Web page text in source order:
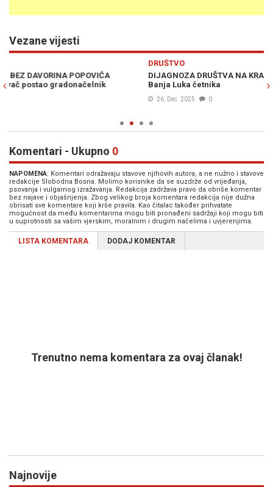
Vezane vijesti
DIJAGNOZA DRUŠTVA NA KRAJU GODINE: Sarajevo slavi pjevača,
Banja Luka četnika
Komentari - Ukupno 0
NAPOMENA: Komentari odražavaju stavove njihovih autora, a ne nužno i stavove
redakcije Slobodna Bosna. Molimo korisnike da se suzdrže od vrijeđanja,
psovanja i vulgarnog izražavanja. Redakcija zadržava pravo da obriše komentar
bez najave i objašnjenja. Zbog velikog broja komentara redakcija nije dužna
obrisati sve komentare koji krše pravila. Kao čitalac također prihvatate
mogućnost da među komentarima mogu biti pronađeni sadržaji koji mogu biti
u suprotnosti sa vašim vjerskim, moralnim i drugim načelima i uvjerenjima.
LISTA KOMENTARA DODAJ KOMENTAR
Trenutno nema komentara za ovaj članak!
Najnovije